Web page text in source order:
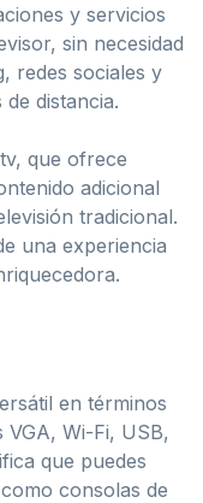
y servicios
sin necesidad
redes sociales y
distancia.
que ofrece
adicional
tradicional.
una experiencia
en términos
Wi-Fi, USB,
que puedes
consolas de